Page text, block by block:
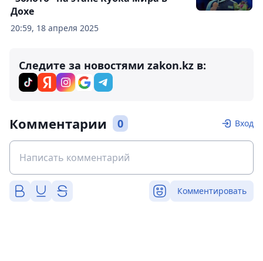
20:59, 18 апреля 2025
Дохе
Следите за новостями zakon.kz в:
Комментарии 0 Вход
Комментировать